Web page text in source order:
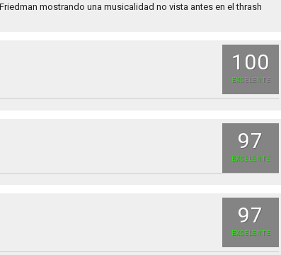
mostrando una musicalidad no vista antes en el thrash
100
EXCELENTE
97
EXCELENTE
97
EXCELENTE